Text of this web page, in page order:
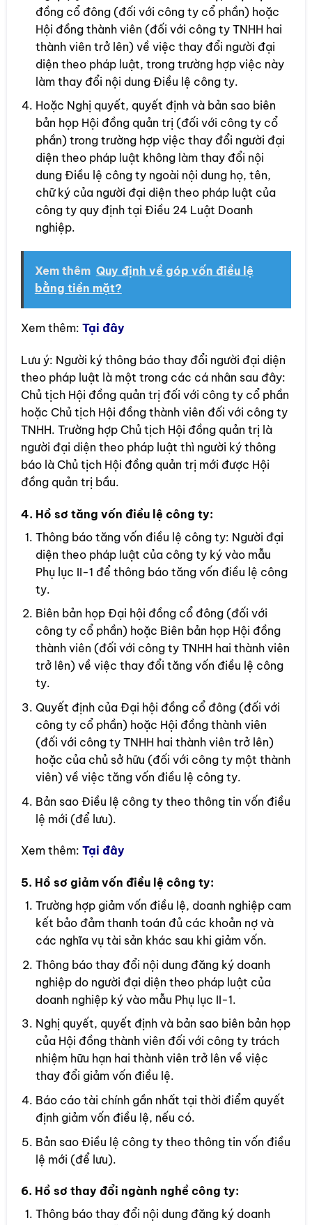
đồng cổ đông (đối với công ty cổ phần) hoặc
Hội đồng thành viên (đối với công ty TNHH hai
thành viên trở lên) về việc thay đổi người đại
diện theo pháp luật, trong trường hợp việc này
làm thay đổi nội dung Điều lệ công ty.
Hoặc Nghị quyết, quyết định và bản sao biên
bản họp Hội đồng quản trị (đối với công ty cổ
phần) trong trường hợp việc thay đổi người đại
diện theo pháp luật không làm thay đổi nội
dung Điều lệ công ty ngoài nội dung họ, tên,
chữ ký của người đại diện theo pháp luật của
công ty quy định tại Điều 24 Luật Doanh
nghiệp.
Xem thêm Quy định về góp vốn điều lệ
bằng tiền mặt?
Xem thêm: Tại đây
Lưu ý: Người ký thông báo thay đổi người đại diện
theo pháp luật là một trong các cá nhân sau đây:
Chủ tịch Hội đồng quản trị đối với công ty cổ phần
hoặc Chủ tịch Hội đồng thành viên đối với công ty
TNHH. Trường hợp Chủ tịch Hội đồng quản trị là
người đại diện theo pháp luật thì người ký thông
báo là Chủ tịch Hội đồng quản trị mới được Hội
đồng quản trị bầu.
4. Hồ sơ tăng vốn điều lệ công ty:
Thông báo tăng vốn điều lệ công ty: Người đại
diện theo pháp luật của công ty ký vào mẫu
Phụ lục II-1 để thông báo tăng vốn điều lệ công
ty.
Biên bản họp Đại hội đồng cổ đông (đối với
công ty cổ phần) hoặc Biên bản họp Hội đồng
thành viên (đối với công ty TNHH hai thành viên
trở lên) về việc thay đổi tăng vốn điều lệ công
ty.
Quyết định của Đại hội đồng cổ đông (đối với
công ty cổ phần) hoặc Hội đồng thành viên
(đối với công ty TNHH hai thành viên trở lên)
hoặc của chủ sở hữu (đối với công ty một thành
viên) về việc tăng vốn điều lệ công ty.
Bản sao Điều lệ công ty theo thông tin vốn điều
lệ mới (để lưu).
Xem thêm: Tại đây
5. Hồ sơ giảm vốn điều lệ công ty:
Trường hợp giảm vốn điều lệ, doanh nghiệp cam
kết bảo đảm thanh toán đủ các khoản nợ và
các nghĩa vụ tài sản khác sau khi giảm vốn.
Thông báo thay đổi nội dung đăng ký doanh
nghiệp do người đại diện theo pháp luật của
doanh nghiệp ký vào mẫu Phụ lục II-1.
Nghị quyết, quyết định và bản sao biên bản họp
của Hội đồng thành viên đối với công ty trách
nhiệm hữu hạn hai thành viên trở lên về việc
thay đổi giảm vốn điều lệ.
Báo cáo tài chính gần nhất tại thời điểm quyết
định giảm vốn điều lệ, nếu có.
Bản sao Điều lệ công ty theo thông tin vốn điều
lệ mới (để lưu).
6. Hồ sơ thay đổi ngành nghề công ty:
Thông báo thay đổi nội dung đăng ký doanh